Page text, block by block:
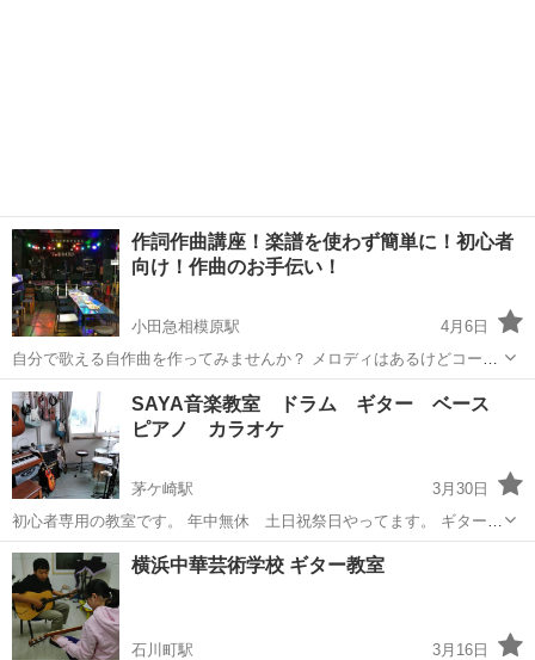
作詞作曲講座！楽譜を使わず簡単に！初心者
向け！作曲のお手伝い！
小田急相模原駅
4月6日
自分で歌える自作曲を作ってみませんか？ メロディはあるけどコード
が分からない。 途中まで出来ているけど先に進まない。 キーが分から
ない。 1時間＝3000円（個人レッスン） グループレッスン＝2000...
神奈川 相模原市 小田急相模原駅 ギター
SAYA音楽教室 ドラム ギター ベース
ピアノ カラオケ
茅ケ崎駅
3月30日
初心者専用の教室です。 年中無休 土日祝祭日やってます。 ギター、
ベース、ドラム、ウクレレ カラオケ 個人レッスン 1時間1000
円 お友達、ご家族のグループレッスン OK お好きな曜日、時間に受
講 OK 営業時...
神奈川 茅ヶ崎市 茅ケ崎駅 ギター 音楽教室
横浜中華芸術学校 ギター教室
石川町駅
3月16日